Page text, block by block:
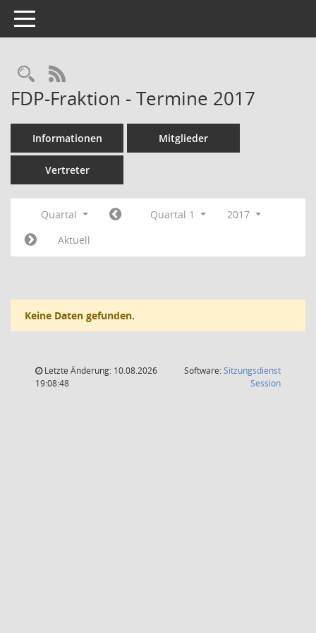
Toggle navigation
Rechercheauswahl
RSS-Feed
FDP-Fraktion - Termine 2017
Informationen Mitglieder
Vertreter
Quartal Quartal 1
2017
Aktuell
Keine Daten gefunden.
Letzte Änderung: 10.08.2026
19:08:48
Software:Sitzungsdienst
Session(Wird in